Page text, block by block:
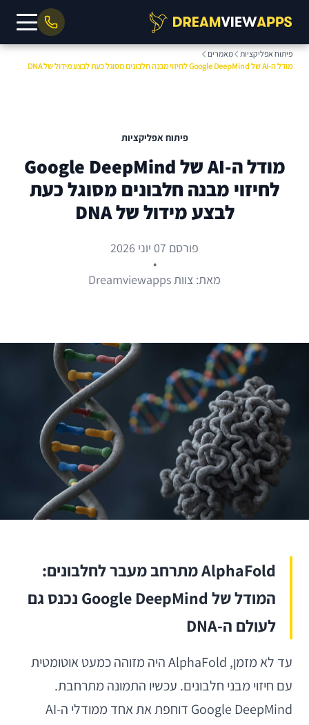
פיתוח אפליקציות
מאמרים
מודל ה-AI של Google DeepMind לחיזוי מבנה חלבונים מסוגל כעת לבצע מידול של DNA
פיתוח אפליקציות
מודל ה-AI של Google DeepMind
לחיזוי מבנה חלבונים מסוגל כעת
לבצע מידול של DNA
פורסם 07 יוני 2026
•
מאת: צוות Dreamviewapps
AlphaFold מתרחב מעבר לחלבונים:
המודל של Google DeepMind נכנס גם
לעולם ה-DNA
עד לא מזמן, AlphaFold היה מזוהה כמעט אוטומטית
עם חיזוי מבני חלבונים. עכשיו התמונה מתרחבת.
Google DeepMind דוחפת את אחד ממודלי ה-AI